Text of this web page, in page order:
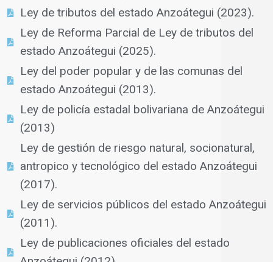
Ley de tributos del estado Anzoátegui (2023).
Ley de Reforma Parcial de Ley de tributos del
estado Anzoátegui (2025).
Ley del poder popular y de las comunas del
estado Anzoátegui (2013).
Ley de policía estadal bolivariana de Anzoátegui
(2013)
Ley de gestión de riesgo natural, socionatural,
antropico y tecnológico del estado Anzoátegui
(2017).
Ley de servicios públicos del estado Anzoátegui
(2011).
Ley de publicaciones oficiales del estado